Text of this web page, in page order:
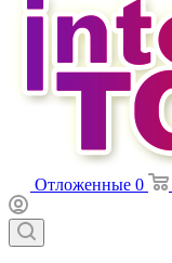
Отложенные 0